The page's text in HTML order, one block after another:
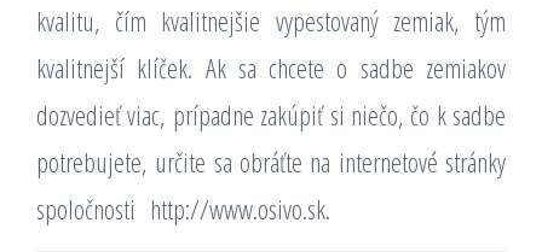
kvalitu, čím kvalitnejšie vypestovaný zemiak, tým
kvalitnejší klíček. Ak sa chcete o sadbe zemiakov
dozvedieť viac, prípadne zakúpiť si niečo, čo k sadbe
potrebujete, určite sa obráťte na internetové stránky
spoločnosti http://www.osivo.sk.